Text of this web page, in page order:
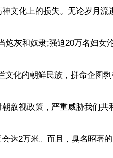
化上的损失。无论岁月流
灰和奴隶;强迫20万名妇
化的朝鲜民族，拼命企图
视政策，严重威胁我们共
2万米。而且，臭名昭著